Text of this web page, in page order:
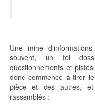
Une mine
souvent, un tel
questionnements et
donc commencé à tirer
pièce et des autres,
rassemblés :